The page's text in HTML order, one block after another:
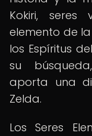
Kokiri,
elemento de
los Espíritus
su
aporta una
Zelda.
Los Seres